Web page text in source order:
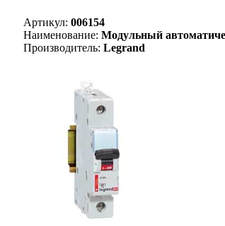
Артикул: 006154
Наименование: Модульный
Производитель: Legrand